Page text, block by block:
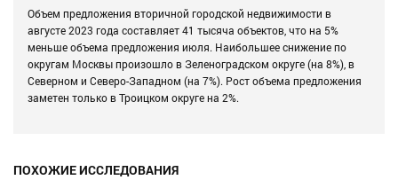
Объем предложения вторичной городской недвижимости в
августе 2023 года составляет 41 тысяча объектов, что на 5%
меньше объема предложения июля. Наибольшее снижение по
округам Москвы произошло в Зеленоградском округе (на 8%), в
Северном и Северо-Западном (на 7%). Рост объема предложения
заметен только в Троицком округе на 2%.
ПОХОЖИЕ ИССЛЕДОВАНИЯ